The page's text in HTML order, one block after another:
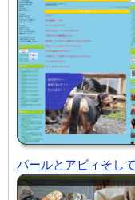
パールとアビィそし